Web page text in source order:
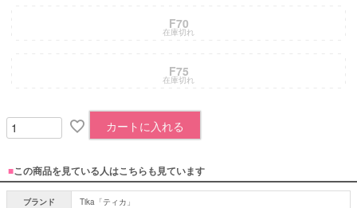
F70
在庫切れ
F75
在庫切れ
カートに入れる
■この商品を見ている人はこちらも見ています
ブランド
Tika「ティカ」